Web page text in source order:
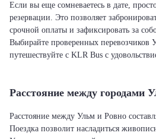
Если вы еще сомневаетесь в дате,
резервации. Это позволяет
срочной оплаты и зафиксировать за
Выбирайте проверенных перевозчиков
путешествуйте с KLR Bus с
Расстояние между городами
Расстояние между Ульм и Ровно
Поездка позволит насладиться